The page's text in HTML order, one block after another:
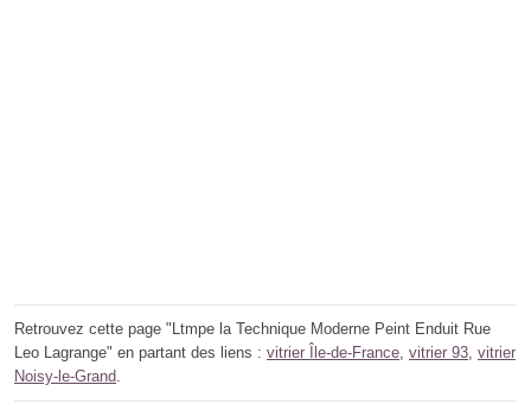
Retrouvez cette page "Ltmpe la Technique Moderne Peint Enduit Rue
Leo Lagrange" en partant des liens : vitrier Île-de-France, vitrier 93, vitrier
Noisy-le-Grand.